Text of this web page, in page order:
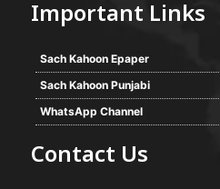
Important Links
Sach Kahoon Epaper
Sach Kahoon Punjabi
WhatsApp Channel
Contact Us